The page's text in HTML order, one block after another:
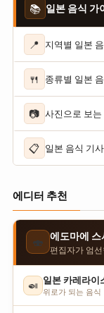
📚 일본 음식 가
📍 지역별 일본
🍴 종류별 일본
📷 사진으로 보는
📋 일본 음식 기사
에디터 추천
🍣 에도마에 스
편집자가 엄
🍛 일본 카레라이
위로가 되는 음식